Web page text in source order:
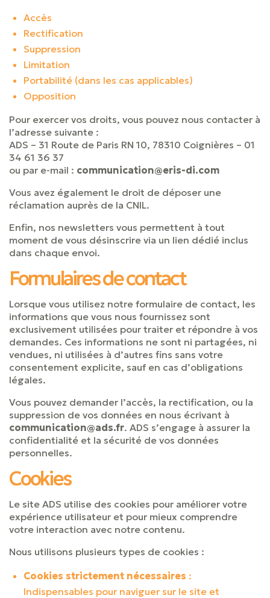
Accès
Rectification
Suppression
Limitation
Portabilité (dans les cas applicables)
Opposition
Pour exercer vos droits, vous pouvez nous contacter à
l’adresse suivante :
ADS – 31 Route de Paris RN 10, 78310 Coignières – 01
34 61 36 37
ou par e-mail : communication@eris-di.com
Vous avez également le droit de déposer une
réclamation auprès de la CNIL.
Enfin, nos newsletters vous permettent à tout
moment de vous désinscrire via un lien dédié inclus
dans chaque envoi.
Formulaires de contact
Lorsque vous utilisez notre formulaire de contact, les
informations que vous nous fournissez sont
exclusivement utilisées pour traiter et répondre à vos
demandes. Ces informations ne sont ni partagées, ni
vendues, ni utilisées à d’autres fins sans votre
consentement explicite, sauf en cas d’obligations
légales.
Vous pouvez demander l’accès, la rectification, ou la
suppression de vos données en nous écrivant à
communication@ads.fr. ADS s’engage à assurer la
confidentialité et la sécurité de vos données
personnelles.
Cookies
Le site ADS utilise des cookies pour améliorer votre
expérience utilisateur et pour mieux comprendre
votre interaction avec notre contenu.
Nous utilisons plusieurs types de cookies :
Cookies strictement nécessaires :
Indispensables pour naviguer sur le site et